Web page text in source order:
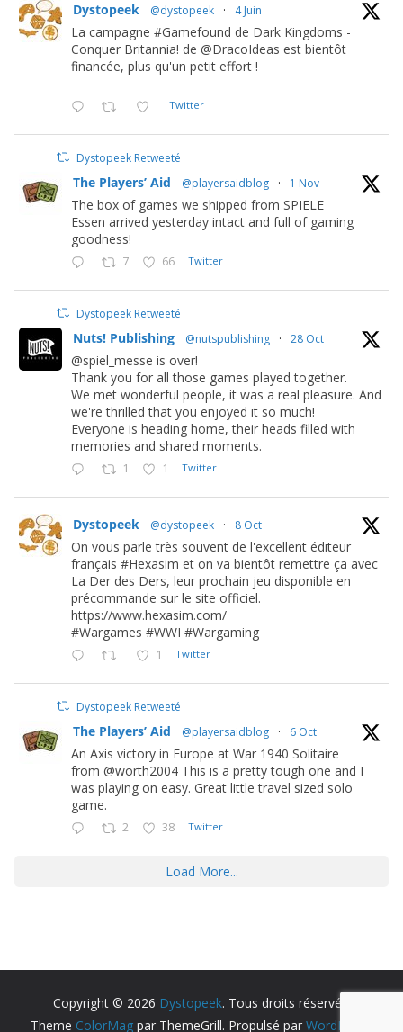
Dystopeek @dystopeek · 4 Juin
La campagne #Gamefound de Dark Kingdoms -
Conquer Britannia! de @DracoIdeas est bientôt
financée, plus qu'un petit effort !
Twitter
Dystopeek Retweeté
The Players’ Aid @playersaidblog · 1 Nov
The box of games we shipped from SPIELE
Essen arrived yesterday intact and full of gaming
goodness!
7 66 Twitter
Dystopeek Retweeté
Nuts! Publishing @nutspublishing · 28 Oct
@spiel_messe is over!
Thank you for all those games played together.
We met wonderful people, it was a real pleasure. And
we're thrilled that you enjoyed it so much!
Everyone is heading home, their heads filled with
memories and shared moments.
1 1 Twitter
Dystopeek @dystopeek · 8 Oct
On vous parle très souvent de l'excellent éditeur
français #Hexasim et on va bientôt remettre ça avec
La Der des Ders, leur prochain jeu disponible en
précommande sur le site officiel.
https://www.hexasim.com/
#Wargames #WWI #Wargaming
1 Twitter
Dystopeek Retweeté
The Players’ Aid @playersaidblog · 6 Oct
An Axis victory in Europe at War 1940 Solitaire
from @worth2004 This is a pretty tough one and I
was playing on easy. Great little travel sized solo
game.
2 38 Twitter
Load More...
Copyright © 2026 Dystopeek. Tous droits réservés.
Theme ColorMag par ThemeGrill. Propulsé par WordPress